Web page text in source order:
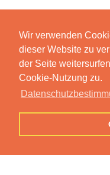
Wir verwenden
dieser Website zu
der Seite
Cookie-Nutzung zu.
Startseite
Preise